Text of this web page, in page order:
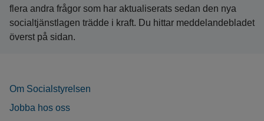
flera andra frågor som har aktualiserats sedan den nya
socialtjänstlagen trädde i kraft. Du hittar meddelandebladet
överst på sidan.
Om Socialstyrelsen
Jobba hos oss